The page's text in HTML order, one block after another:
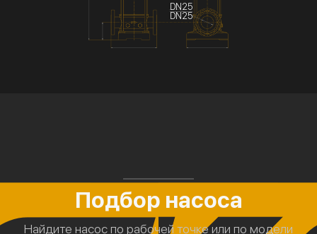
DN25
DN25
Подбор насоса
Найдите насос по рабочей точке или по модели